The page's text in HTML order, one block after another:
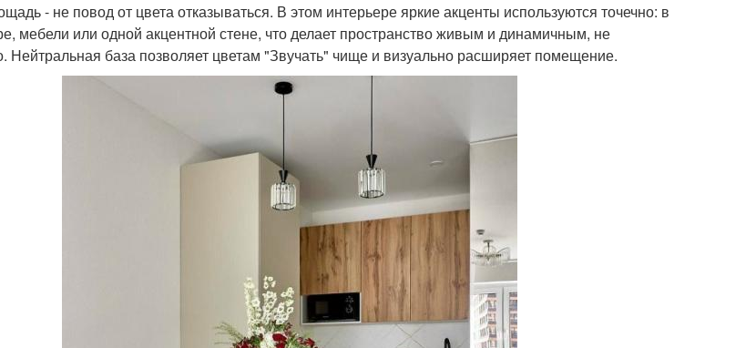
- не повод от цвета отказываться. В этом интерьере яркие акценты используются точечно: в
мебели или одной акцентной стене, что делает пространство живым и динамичным, не
Нейтральная база позволяет цветам "Звучать" чище и визуально расширяет помещение.